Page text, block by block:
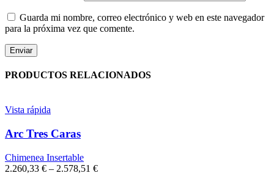
Guarda mi nombre, correo electrónico y web en este navegador
para la próxima vez que comente.
PRODUCTOS RELACIONADOS
Vista rápida
Arc Tres Caras
Chimenea Insertable
2.260,33 € – 2.578,51 €